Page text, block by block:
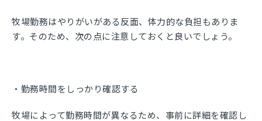
牧場勤務はやりがいがある反面、体力的な負担もありま
す。そのため、次の点に注意しておくと良いでしょう。
・勤務時間をしっかり確認する
牧場によって勤務時間が異なるため、事前に詳細を確認し